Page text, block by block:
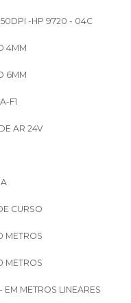
-HP 9720 - 04C
4MM
6MM
F1
AR 24V
CURSO
METROS
METROS
METROS LINEARES